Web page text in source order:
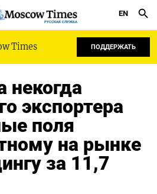
РУССКАЯ СЛУЖБА
EN
Times ПОДДЕРЖАТЬ
некогда
экспортера
поля
на рынке
за 11,7